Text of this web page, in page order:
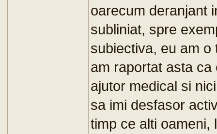
oarecum deranjant
subliniat, spre
subiectiva, eu am
am raportat asta
ajutor medical si
sa imi desfasor
timp ce alti oameni,